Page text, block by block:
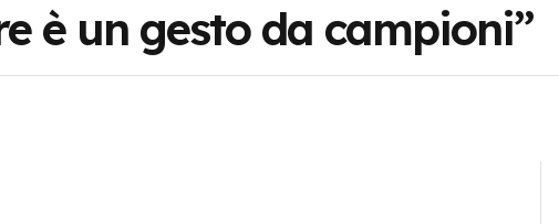
è un gesto da campioni”